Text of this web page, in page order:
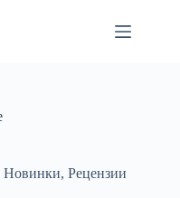
Новинки, Рецензии